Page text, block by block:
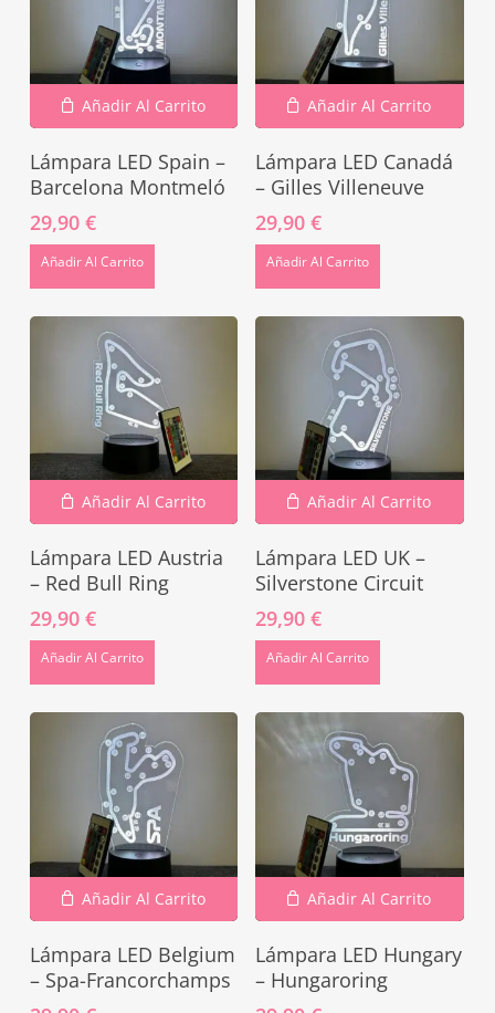
No hay productos en el carrito.
Añadir Al Carrito
Lámpara LED Spain –
Barcelona Montmeló
29,90 €
Añadir Al Carrito
Añadir Al Carrito
Lámpara LED Canadá
– Gilles Villeneuve
29,90€
Añadir Al Carrito
Añadir Al Carrito
Lámpara LED Austria
– Red Bull Ring
29,90 €
Añadir Al Carrito
Añadir Al Carrito
Lámpara LED UK –
Silverstone Circuit
29,90€
Añadir Al Carrito
Añadir Al Carrito
Lámpara LED Belgium
– Spa-Francorchamps
Añadir Al Carrito
Lámpara LED Hungary
– Hungaroring